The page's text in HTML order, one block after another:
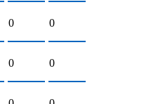
0 0
0 0